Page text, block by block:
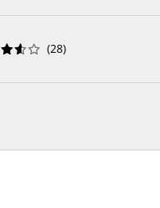



 (28)